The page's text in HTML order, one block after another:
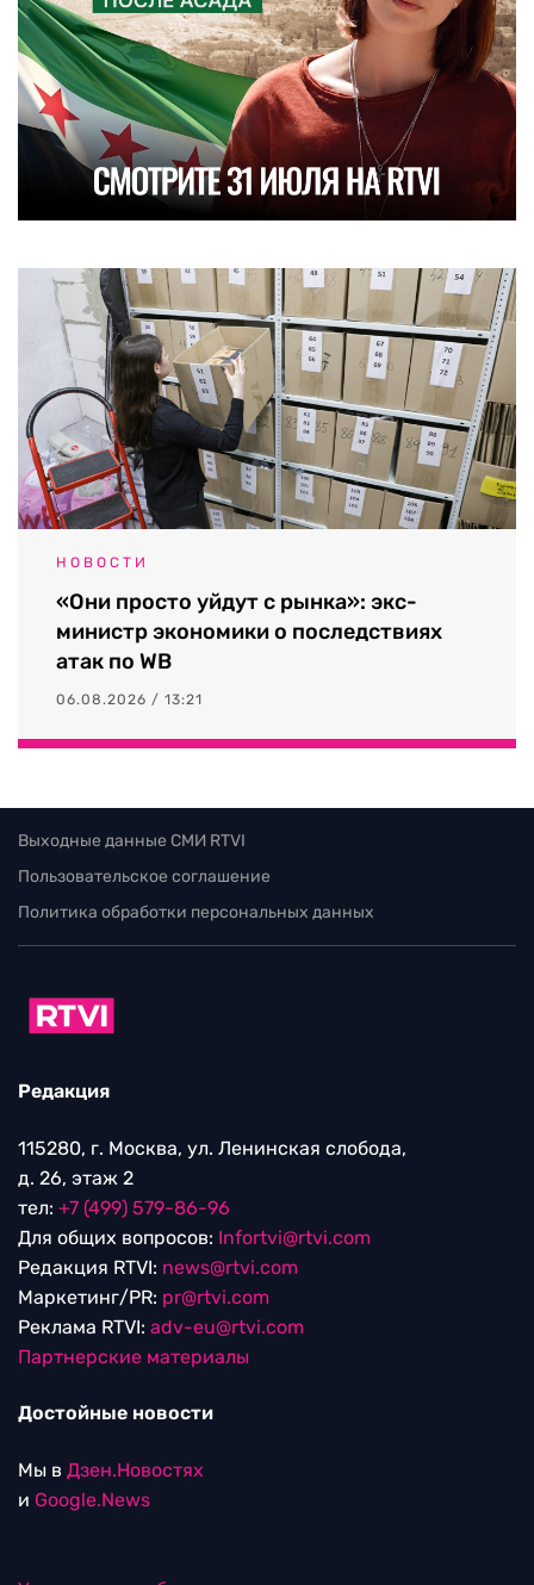
НОВОСТИ
«Они просто уйдут с рынка»: экс-
министр экономики о последствиях
атак по WB
06.08.2026 / 13:21
Выходные данные СМИ RTVI
Пользовательское соглашение
Политика обработки персональных данных
Редакция
115280, г. Москва, ул. Ленинская слобода,
д. 26, этаж 2
тел: +7 (499) 579-86-96
Для общих вопросов: Infortvi@rtvi.com
Редакция RTVI: news@rtvi.com
Маркетинг/PR: pr@rtvi.com
Реклама RTVI: adv-eu@rtvi.com
Партнерские материалы
Достойные новости
Мы в Дзен.Новостях
и Google.News